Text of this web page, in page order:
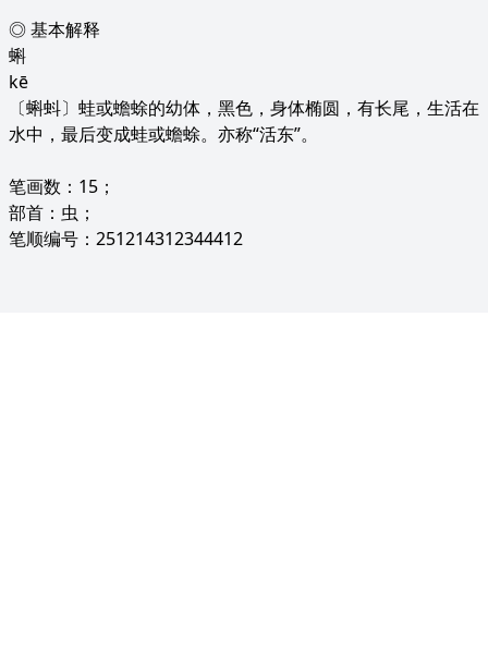
◎ 基本解释
蝌
kē
〔蝌蚪〕蛙或蟾蜍的幼体，黑色，身体椭圆，有长尾，生活在
水中，最后变成蛙或蟾蜍。亦称“活东”。
笔画数：15；
部首：虫；
笔顺编号：251214312344412